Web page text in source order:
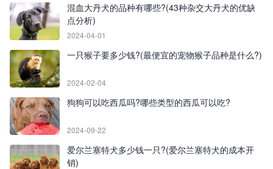
混血大丹犬的品种有哪些?(43种杂交大丹犬的优缺
点分析)
2024-04-01
一只猴子要多少钱?(最便宜的宠物猴子品种是什么?)
2024-02-04
狗狗可以吃西瓜吗?哪些类型的西瓜可以吃?
2024-09-22
爱尔兰塞特犬多少钱一只?(爱尔兰塞特犬的成本开
销)